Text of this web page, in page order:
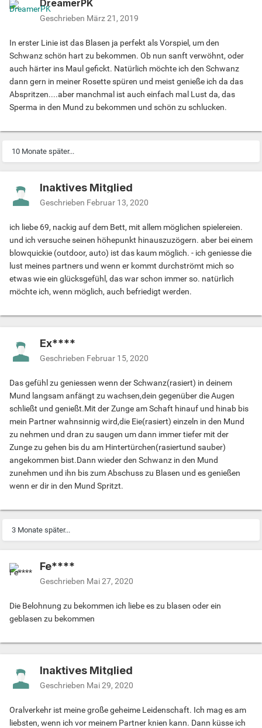
DreamerPK
Geschrieben März 21, 2019
In erster Linie ist das Blasen ja perfekt als Vorspiel, um den
Schwanz schön hart zu bekommen. Ob nun sanft verwöhnt, oder
auch härter ins Maul gefickt. Natürlich möchte ich den Schwanz
dann gern in meiner Rosette spüren und meist genieße ich da das
Abspritzen....aber manchmal ist auch einfach mal Lust da, das
Sperma in den Mund zu bekommen und schön zu schlucken.
10 Monate später...
Inaktives Mitglied
Geschrieben Februar 13, 2020
ich liebe 69, nackig auf dem Bett, mit allem möglichen spielereien.
und ich versuche seinen höhepunkt hinauszuzögern. aber bei einem
blowquickie (outdoor, auto) ist das kaum möglich. - ich geniesse die
lust meines partners und wenn er kommt durchströmt mich so
etwas wie ein glücksgefühl, das war schon immer so. natürlich
möchte ich, wenn möglich, auch befriedigt werden.
Ex****
Geschrieben Februar 15, 2020
Das gefühl zu geniessen wenn der Schwanz(rasiert) in deinem
Mund langsam anfängt zu wachsen,dein gegenüber die Augen
schließt und genießt.Mit der Zunge am Schaft hinauf und hinab bis
mein Partner wahnsinnig wird,die Eie(rasiert) einzeln in den Mund
zu nehmen und dran zu saugen um dann immer tiefer mit der
Zunge zu gehen bis du am Hintertürchen(rasiertund sauber)
angekommen bist.Dann wieder den Schwanz in den Mund
zunehmen und ihn bis zum Abschuss zu Blasen und es genießen
wenn er dir in den Mund Spritzt.
3 Monate später...
Fe****
Geschrieben Mai 27, 2020
Die Belohnung zu bekommen ich liebe es zu blasen oder ein
geblasen zu bekommen
Inaktives Mitglied
Geschrieben Mai 29, 2020
Oralverkehr ist meine große geheime Leidenschaft. Ich mag es am
liebsten, wenn ich vor meinem Partner knien kann. Dann küsse ich